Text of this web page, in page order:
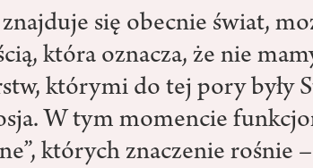
się obecnie świat,
która oznacza, że nie
którymi do tej pory były
W tym momencie
których znaczenie rośnie